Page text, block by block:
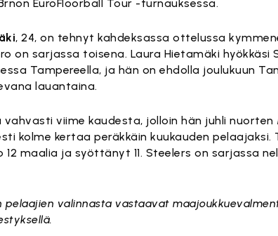
EuroFloorball Tour -turnauksessa.
, 24, on tehnyt kahdeksassa ottelussa
on sarjassa toisena. Laura Hietamäki hyökkäsi
Tampereella, ja hän on ehdolla joulukuun
lauantaina.
vahvasti viime kaudesta, jolloin hän juhli nuorten
kolme kertaa peräkkäin kuukauden pelaajaksi.
maalia ja syöttänyt 11. Steelers on sarjassa
valinnasta vastaavat